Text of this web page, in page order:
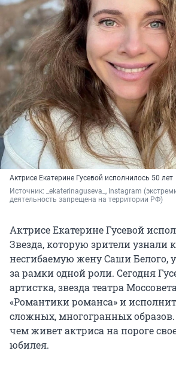
Актрисе Екатерине Гусевой исполнилось 50 лет
Источник:
_ekaterinaguseva_, Instagram
деятельность запрещена на территории РФ)
Актрисе Екатерине Гусевой
Звезда, которую зрители узнали
несгибаемую жену Саши Белого,
за рамки одной роли. Сегодня
артистка, звезда театра
«Романтики романса» и
сложных, многогранных
чем живет актриса на пороге
юбилея.